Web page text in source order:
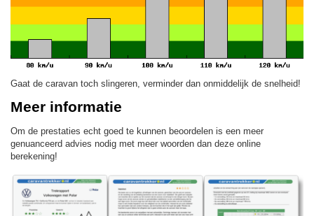
Gaat de caravan toch slingeren, verminder dan onmiddelijk de snelheid!
Meer informatie
Om de prestaties echt goed te kunnen beoordelen is een meer
genuanceerd advies nodig met meer woorden dan deze online
berekening!